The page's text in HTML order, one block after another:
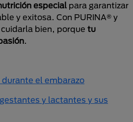
especial para garantizar
y exitosa. Con PURINA® y
bien, porque tu
.
el embarazo
y lactantes y sus